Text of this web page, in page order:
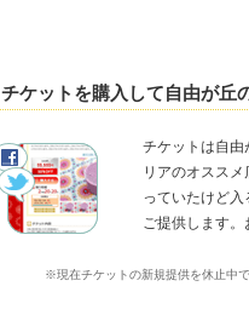
チケットを購入して自由が丘
チケットは自由
リアのオスス
っていたけど
ご提供します。
※現在チケットの新規提供を休止中